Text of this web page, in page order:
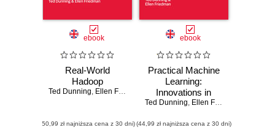
ebook
Real-World
Hadoop
Ted Dunning, Ellen Friedman
(50,99 zł najniższa cena z 30 dni)
ebook
Practical Machine
Learning:
Innovations in
Recommendation
Ted Dunning, Ellen Friedman
(44,99 zł najniższa cena z 30 dni)